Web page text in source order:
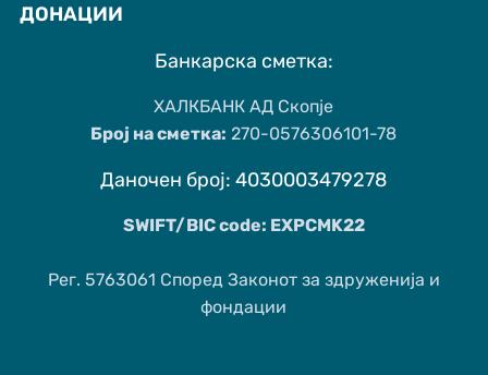
ДОНАЦИИ
Банкарска сметка:
ХАЛКБАНК АД Скопје
Број на сметка: 270-0576306101-78
Даночен број: 4030003479278
SWIFT/BIC code: EXPCMK22
Рег. 5763061 Според Законот за здруженија и
фондации